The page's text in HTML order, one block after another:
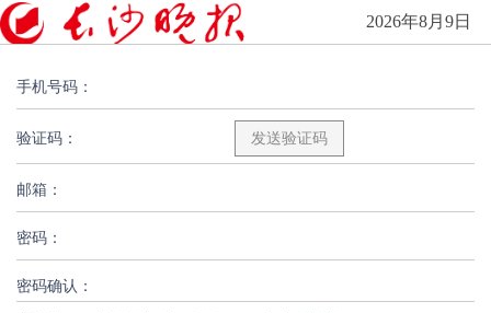
2026年8月9日
手机号码：
验证码：
邮箱：
密码：
密码确认：